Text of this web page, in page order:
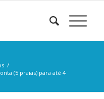
/
(5 praias) para até 4